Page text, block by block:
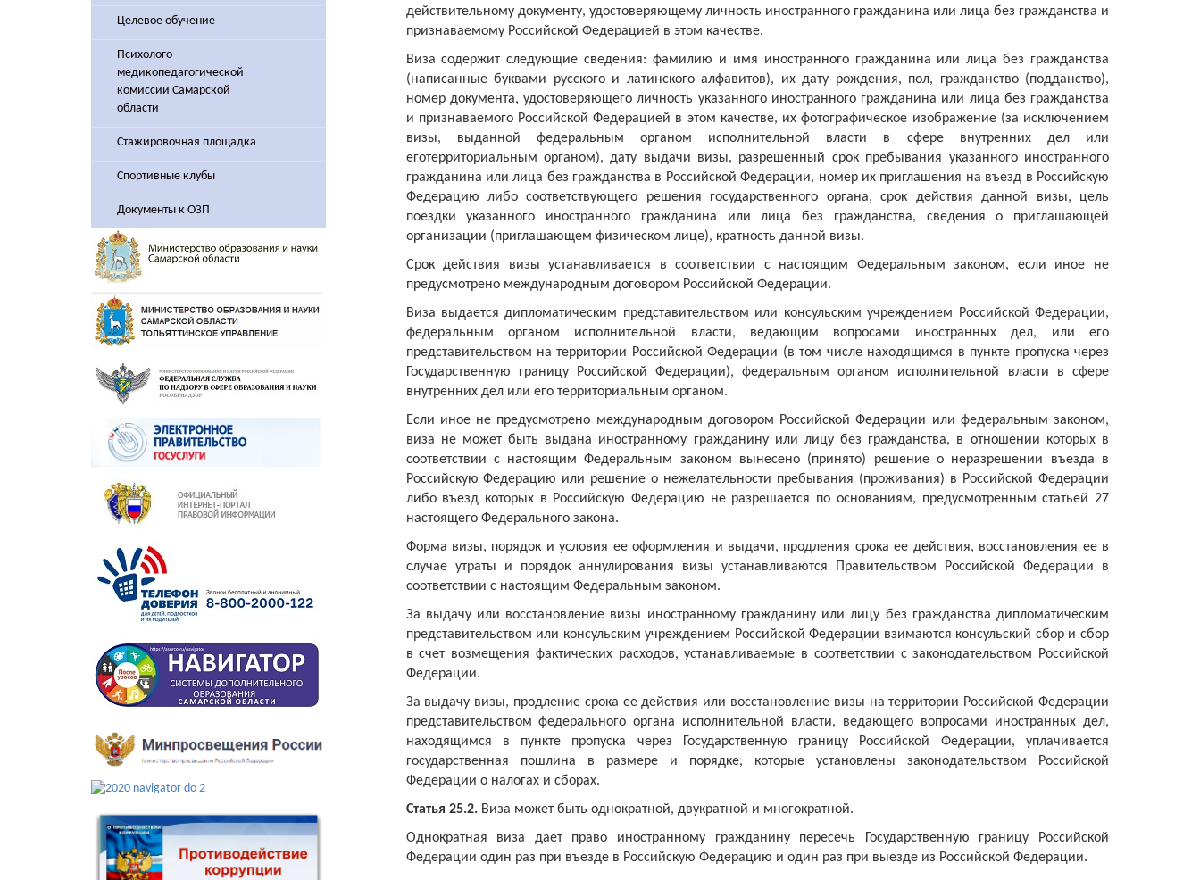
Целевое обучение
Психолого-
медикопедагогической
комиссии Самарской
области
Стажировочная площадка
Спортивные клубы
Документы к ОЗП
действительному документу, удостоверяющему личность иностранного гражданина или лица без гражданства и
признаваемому Российской Федерацией в этом качестве.
Виза содержит следующие сведения: фамилию и имя иностранного гражданина или лица без гражданства
(написанные буквами русского и латинского алфавитов), их дату рождения, пол, гражданство (подданство),
номер документа, удостоверяющего личность указанного иностранного гражданина или лица без гражданства
и признаваемого Российской Федерацией в этом качестве, их фотографическое изображение (за исключением
визы, выданной федеральным органом исполнительной власти в сфере внутренних дел или
еготерриториальным органом), дату выдачи визы, разрешенный срок пребывания указанного иностранного
гражданина или лица без гражданства в Российской Федерации, номер их приглашения на въезд в Российскую
Федерацию либо соответствующего решения государственного органа, срок действия данной визы, цель
поездки указанного иностранного гражданина или лица без гражданства, сведения о приглашающей
организации (приглашающем физическом лице), кратность данной визы.
Срок действия визы устанавливается в соответствии с настоящим Федеральным законом, если иное не
предусмотрено международным договором Российской Федерации.
Виза выдается дипломатическим представительством или консульским учреждением Российской Федерации,
федеральным органом исполнительной власти, ведающим вопросами иностранных дел, или его
представительством на территории Российской Федерации (в том числе находящимся в пункте пропуска через
Государственную границу Российской Федерации), федеральным органом исполнительной власти в сфере
внутренних дел или его территориальным органом.
Если иное не предусмотрено международным договором Российской Федерации или федеральным законом,
виза не может быть выдана иностранному гражданину или лицу без гражданства, в отношении которых в
соответствии с настоящим Федеральным законом вынесено (принято) решение о неразрешении въезда в
Российскую Федерацию или решение о нежелательности пребывания (проживания) в Российской Федерации
либо въезд которых в Российскую Федерацию не разрешается по основаниям, предусмотренным статьей 27
настоящего Федерального закона.
Форма визы, порядок и условия ее оформления и выдачи, продления срока ее действия, восстановления ее в
случае утраты и порядок аннулирования визы устанавливаются Правительством Российской Федерации в
соответствии с настоящим Федеральным законом.
За выдачу или восстановление визы иностранному гражданину или лицу без гражданства дипломатическим
представительством или консульским учреждением Российской Федерации взимаются консульский сбор и сбор
в счет возмещения фактических расходов, устанавливаемые в соответствии с законодательством Российской
Федерации.
За выдачу визы, продление срока ее действия или восстановление визы на территории Российской Федерации
представительством федерального органа исполнительной власти, ведающего вопросами иностранных дел,
находящимся в пункте пропуска через Государственную границу Российской Федерации, уплачивается
государственная пошлина в размере и порядке, которые установлены законодательством Российской
Федерации о налогах и сборах.
Статья 25.2.Виза может быть однократной, двукратной и многократной.
Однократная виза дает право иностранному гражданину пересечь Государственную границу Российской
Федерации один раз при въезде в Российскую Федерацию и один раз при выезде из Российской Федерации.